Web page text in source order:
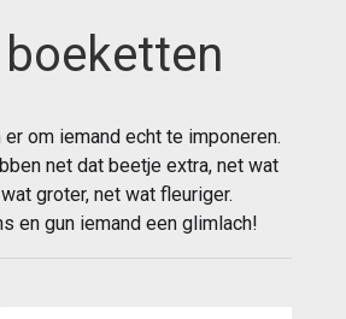
om iemand echt te imponeren.
net dat beetje extra, net wat
groter, net wat fleuriger.
en gun iemand een glimlach!